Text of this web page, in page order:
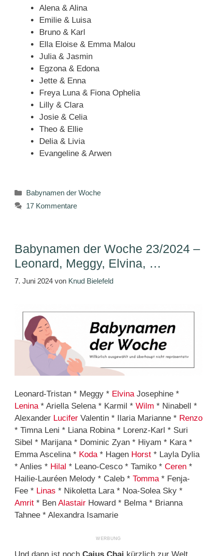
Alena & Alina
Emilie & Luisa
Bruno & Karl
Ella Eloise & Emma Malou
Julia & Jasmin
Egzona & Edona
Jette & Enna
Freya Luna & Fiona Ophelia
Lilly & Clara
Josie & Celia
Theo & Ellie
Delia & Livia
Evangeline & Arwen
Kategorien
Babynamen der Woche
17 Kommentare
Babynamen der Woche 23/2024 –
Leonard, Meggy, Elvina, …
7. Juni 2024 von Knud Bielefeld
Leonard-Tristan * Meggy * ElvinaJosephine *
Lenina* Ariella Selena * Karmil * Wilm * Ninabell *
Alexander Lucifer Valentin * Ilaria Marianne * Renzo
* Timna Leni * Liana Robina * Lorenz-Karl * Suri
Sibel * Marijana * Dominic Zyan * Hiyam * Kara *
Emma Ascelina * Koda* Hagen Horst * Layla Dylia
* Anlies * Hilal * Leano-Cesco * Tamiko * Ceren *
Hailie-Lauréen Melody * Caleb * Tomma* Fenja-
Fee * Linas * Nikoletta Lara * Noa-Solea Sky *
Amrit * Ben Alastair Howard * Belma * Brianna
Tahnee * Alexandra Isamarie
Und dann ist noch Caius Chai kürzlich zur Welt